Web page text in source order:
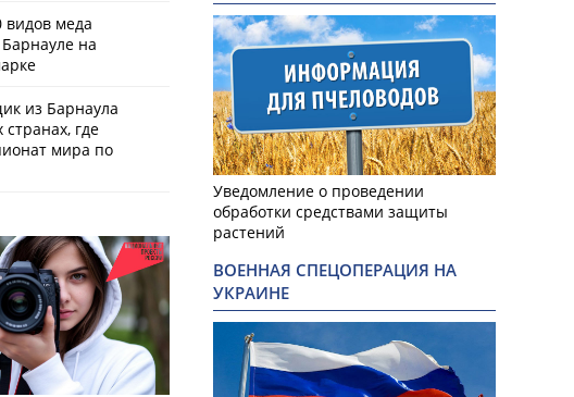
видов меда
на
из Барнаула
где
мира по
Уведомление о проведении
обработки средствами защиты
растений
ВОЕННАЯ СПЕЦОПЕРАЦИЯ НА
УКРАИНЕ